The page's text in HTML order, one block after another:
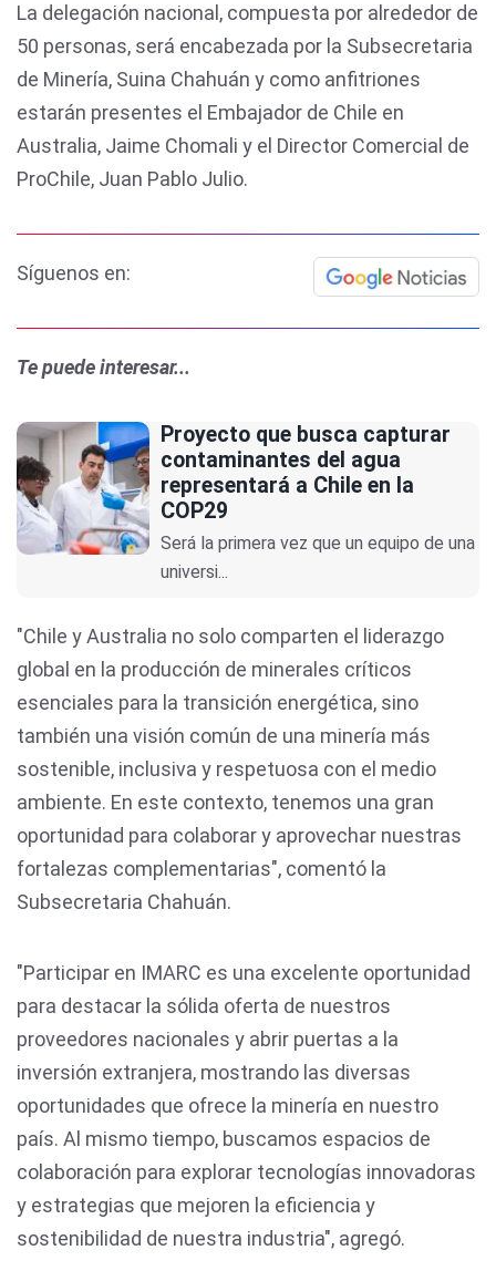
La delegación nacional, compuesta por alrededor de
50 personas, será encabezada por la Subsecretaria
de Minería, Suina Chahuán y como anfitriones
estarán presentes el Embajador de Chile en
Australia, Jaime Chomali y el Director Comercial de
ProChile, Juan Pablo Julio.
Síguenos en:
Te puede interesar...
Proyecto que busca capturar
contaminantes del agua
representará a Chile en la
COP29
Será la primera vez que un equipo de una
universi...
"Chile y Australia no solo comparten el liderazgo
global en la producción de minerales críticos
esenciales para la transición energética, sino
también una visión común de una minería más
sostenible, inclusiva y respetuosa con el medio
ambiente. En este contexto, tenemos una gran
oportunidad para colaborar y aprovechar nuestras
fortalezas complementarias", comentó la
Subsecretaria Chahuán.
"Participar en IMARC es una excelente oportunidad
para destacar la sólida oferta de nuestros
proveedores nacionales y abrir puertas a la
inversión extranjera, mostrando las diversas
oportunidades que ofrece la minería en nuestro
país. Al mismo tiempo, buscamos espacios de
colaboración para explorar tecnologías innovadoras
y estrategias que mejoren la eficiencia y
sostenibilidad de nuestra industria", agregó.